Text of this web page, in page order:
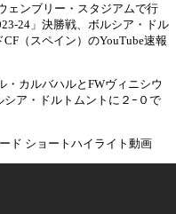
Mute
ェンブリー・スタジアムで行
24」決勝戦、ボルシア・ドル
（スペイン）のYouTube速報
・カルバハルとFWヴィニシウ
ア・ドルトムントに２ｰ０で
ド ショートハイライト動画